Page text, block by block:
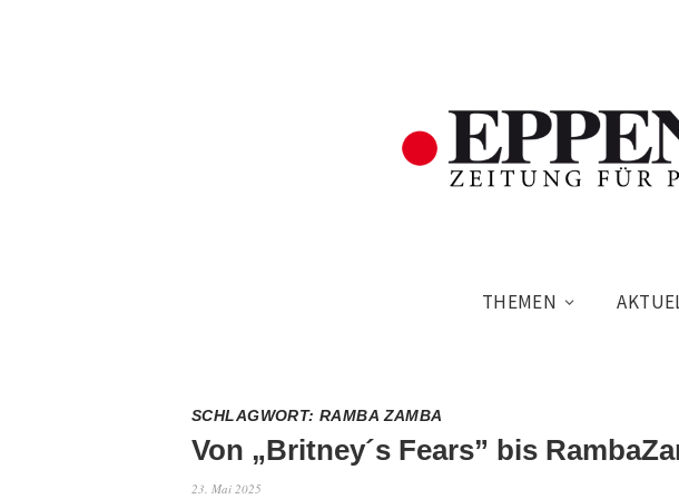
THEMEN
SCHLAGWORT:RAMBA ZAMBA
Von „Britney´s Fears” bis
23. Mai 2025